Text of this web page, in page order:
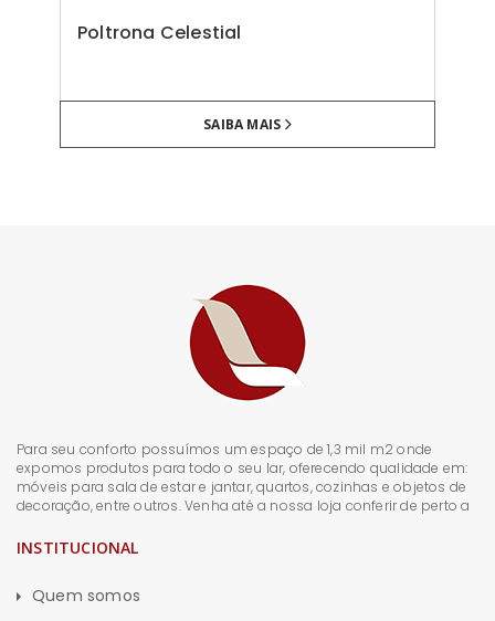
Poltrona Celestial
SAIBA MAIS
Para seu conforto possuímos um espaço de 1,3 mil m2 onde
expomos produtos para todo o seu lar, oferecendo qualidade em:
móveis para sala de estar e jantar, quartos, cozinhas e objetos de
decoração, entre outros. Venha até a nossa loja conferir de perto a
INSTITUCIONAL
Quem somos